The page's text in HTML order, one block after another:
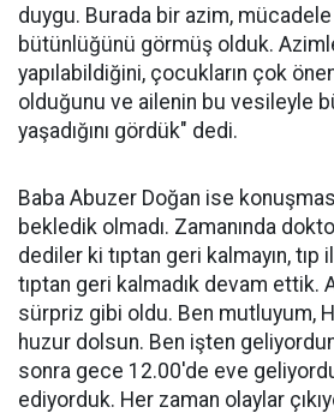
duygu. Burada bir azim,
bütünlüğünü görmüş olduk.
yapılabildiğini, çocukların çok
olduğunu ve ailenin bu vesileyle
yaşadığını gördük" dedi.
Baba Abuzer Doğan ise
bekledik olmadı. Zamanında
dediler ki tıptan geri kalmayın, tıp
tıptan geri kalmadık devam ettik.
sürpriz gibi oldu. Ben mutluyum,
huzur dolsun. Ben işten
sonra gece 12.00'de eve
ediyorduk. Her zaman olaylar